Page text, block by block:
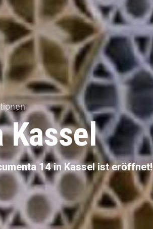
Kassel
14 in Kassel ist eröffnet!